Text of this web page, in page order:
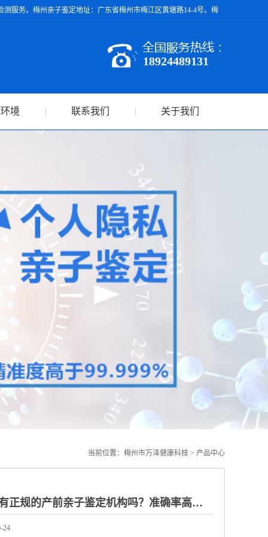
服务。梅州亲子鉴定地址：广东省梅州市梅江区黄塘路14-4号。梅
18924489131
境 联系我们 关于我们
当前位置： 梅州市万泽健康科技 > 产品中心
梅州哪里有正规的产前亲子鉴定机构吗？准确率高吗？
24